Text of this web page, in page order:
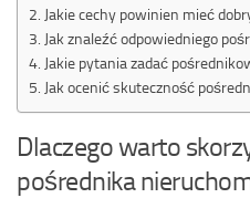
Jakie cechy powinien mieć
Jak znaleźć odpowiedniego
Jakie pytania zadać
Jak ocenić skuteczność
Dlaczego warto
pośrednika